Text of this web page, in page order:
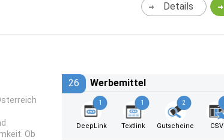
Details
Ob
26 Werbemittel
1
DeepLink
1
Textlink
2
Gutscheine CSV